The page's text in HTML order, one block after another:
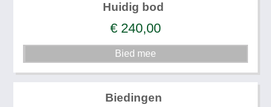
Huidig bod
€ 240,00
Biedingen